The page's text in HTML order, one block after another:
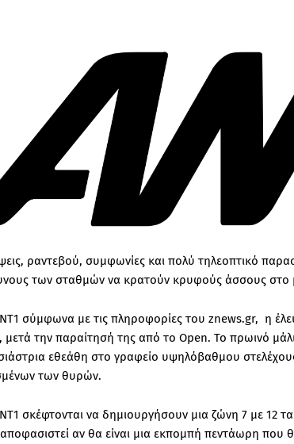
ραντεβού, συμφωνίες και πολύ τηλεοπτικό
των σταθμών να κρατούν κρυφούς άσσους στο
σύμφωνα με τις πληροφορίες του znews.gr, η
μετά την παραίτησή της από το Open. Το πρωινό
εθεάθη στο γραφείο υψηλόβαθμου
των θυρών.
σκέφτονται να δημιουργήσουν μια ζώνη 7 με 12
αν θα είναι μια εκπομπή πεντάωρη που